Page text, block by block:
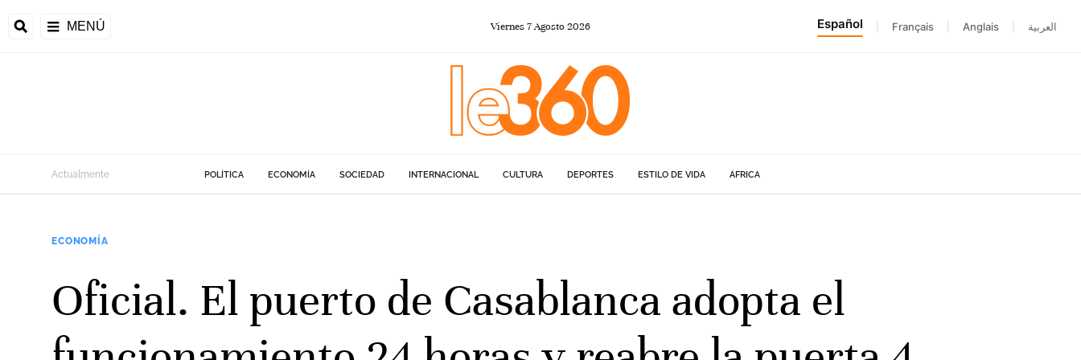
MENÚ Viernes7Agosto 2026 Español Français Anglais العربية
Actualmente POLÍTICA ECONOMÍA SOCIEDAD INTERNACIONAL CULTURA DEPORTES ESTILO DE VIDA ÁFRICA
ECONOMÍA
Oficial. El puerto de Casablanca adopta el